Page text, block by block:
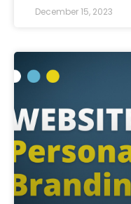
December 15, 2023